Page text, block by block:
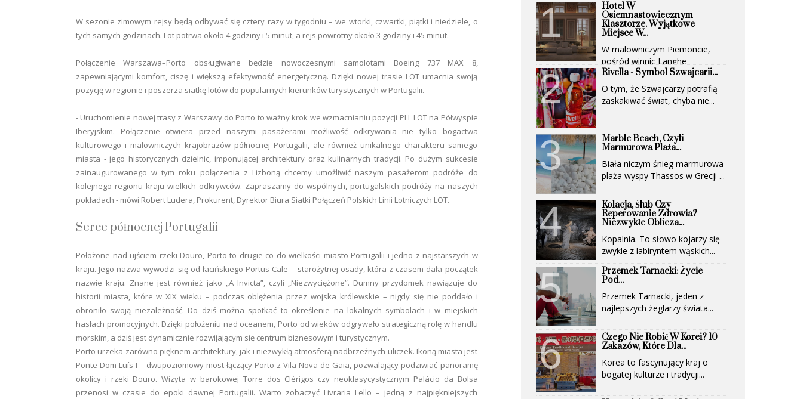
W sezonie zimowym rejsy będą odbywać się cztery razy w tygodniu – we wtorki, czwartki, piątki i niedziele, o
tych samych godzinach. Lot potrwa około 4 godziny i 5 minut, a rejs powrotny około 3 godziny i 45 minut.
Połączenie Warszawa–Porto obsługiwane będzie nowoczesnymi samolotami Boeing 737 MAX 8,
zapewniającymi komfort, ciszę i większą efektywność energetyczną. Dzięki nowej trasie LOT umacnia swoją
pozycję w regionie i poszerza siatkę lotów do popularnych kierunków turystycznych w Portugalii.
- Uruchomienie nowej trasy z Warszawy do Porto to ważny krok we wzmacnianiu pozycji PLL LOT na Półwyspie
Iberyjskim. Połączenie otwiera przed naszymi pasażerami możliwość odkrywania nie tylko bogactwa
kulturowego i malowniczych krajobrazów północnej Portugalii, ale również unikalnego charakteru samego
miasta - jego historycznych dzielnic, imponującej architektury oraz kulinarnych tradycji. Po dużym sukcesie
zainaugurowanego w tym roku połączenia z Lizboną chcemy umożliwić naszym pasażerom podróże do
kolejnego regionu kraju wielkich odkrywców. Zapraszamy do wspólnych, portugalskich podróży na naszych
pokładach - mówi Robert Ludera, Prokurent, Dyrektor Biura Siatki Połączeń Polskich Linii Lotniczych LOT.
Serce północnej Portugalii
Położone nad ujściem rzeki Douro, Porto to drugie co do wielkości miasto Portugalii i jedno z najstarszych w
kraju. Jego nazwa wywodzi się od łacińskiego Portus Cale – starożytnej osady, która z czasem dała początek
nazwie kraju. Znane jest również jako „A Invicta”, czyli „Niezwyciężone”. Dumny przydomek nawiązuje do
historii miasta, które w XIX wieku – podczas oblężenia przez wojska królewskie – nigdy się nie poddało i
obroniło swoją niezależność. Do dziś można spotkać to określenie na lokalnych symbolach i w miejskich
hasłach promocyjnych. Dzięki położeniu nad oceanem, Porto od wieków odgrywało strategiczną rolę w handlu
morskim, a dziś jest dynamicznie rozwijającym się centrum biznesowym i turystycznym.
Porto urzeka zarówno pięknem architektury, jak i niezwykłą atmosferą nadbrzeżnych uliczek. Ikoną miasta jest
Ponte Dom Luís I – dwupoziomowy most łączący Porto z Vila Nova de Gaia, pozwalający podziwiać panoramę
okolicy i rzeki Douro. Wizyta w barokowej Torre dos Clérigos czy neoklasycystycznym Palácio da Bolsa
przenosi w czasie do epoki dawnej Portugalii. Warto zobaczyć Livraria Lello – jedną z najpiękniejszych
Hotel W
Osiemnastowiecznym
Klasztorze. Wyjątkowe
Miejsce W...
W malowniczym Piemoncie,
pośród winnic Langhe
(UNESCO)...
Rivella - Symbol Szwajcarii...
O tym, że Szwajcarzy potrafią
zaskakiwać świat, chyba nie...
Marble Beach, Czyli
Marmurowa Plaża...
Biała niczym śnieg marmurowa
plaża wyspy Thassos w Grecji ...
Kolacja, Ślub Czy
Reperowanie Zdrowia?
Niezwykłe Oblicza...
Kopalnia. To słowo kojarzy się
zwykle z labiryntem wąskich...
Przemek Tarnacki: Życie
Pod...
Przemek Tarnacki, jeden z
najlepszych żeglarzy świata...
Czego Nie Robić W Korei? 10
Zakazów, Które Dla...
Korea to fascynujący kraj o
bogatej kulturze i tradycji...